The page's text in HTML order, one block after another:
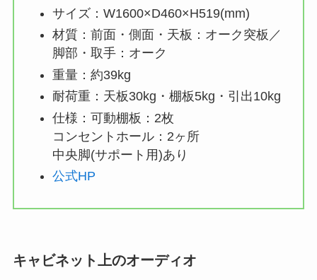
サイズ：W1600×D460×H519(mm)
材質：前面・側面・天板：オーク突板／
脚部・取手：オーク
重量：約39kg
耐荷重：天板30kg・棚板5kg・引出10kg
仕様：可動棚板：2枚
コンセントホール：2ヶ所
中央脚(サポート用)あり
公式HP
キャビネット上のオーディオ